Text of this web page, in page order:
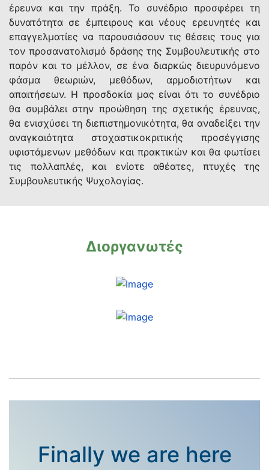
έρευνα και την πράξη. Το συνέδριο προσφέρει τη
δυνατότητα σε έμπειρους και νέους ερευνητές και
επαγγελματίες να παρουσιάσουν τις θέσεις τους για
τον προσανατολισμό δράσης της Συμβουλευτικής στο
παρόν και το μέλλον, σε ένα διαρκώς διευρυνόμενο
φάσμα θεωριών, μεθόδων, αρμοδιοτήτων και
απαιτήσεων. Η προσδοκία μας είναι ότι το συνέδριο
θα συμβάλει στην προώθηση της σχετικής έρευνας,
θα ενισχύσει τη διεπιστημονικότητα, θα αναδείξει την
αναγκαιότητα στοχαστικοκριτικής προσέγγισης
υφιστάμενων μεθόδων και πρακτικών και θα φωτίσει
τις πολλαπλές, και ενίοτε αθέατες, πτυχές της
Συμβουλευτικής Ψυχολογίας.
Διοργανωτές
Finally we are here